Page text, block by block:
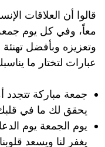
قالوا أن العلاقات
معاً، وفي كل يوم
وتعزيزه وبأفضل
عبارات لتختار ما
جمعة مباركة تتجدد
يحقق لك ما في
يوم الجمعة يوم
يغفر لنا ويسعد